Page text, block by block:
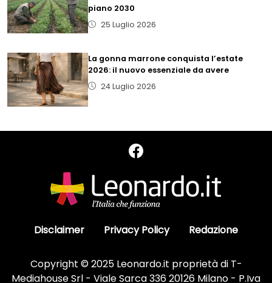
piano 2030
25 Luglio 2026
La gonna marrone conquista l’estate
2026: il nuovo essenziale da avere
24 Luglio 2026
Disclaimer Privacy Policy Redazione
Copyright © 2025 Leonardo.it proprietà di T-
Mediahouse Srl - Viale Sarca 336 20126 Milano - P.Iva